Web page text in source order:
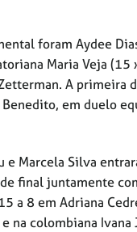
foram Aydee
Maria Veja
A primeira
Benedito, em duelo
Marcela Silva
final juntamente
a 8 em Adriana
na colombiana